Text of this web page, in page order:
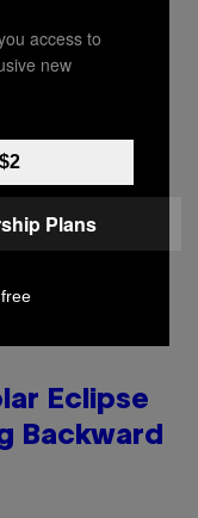
Foreplay
Shows
Eclipse
Backward
access to
new
Plans